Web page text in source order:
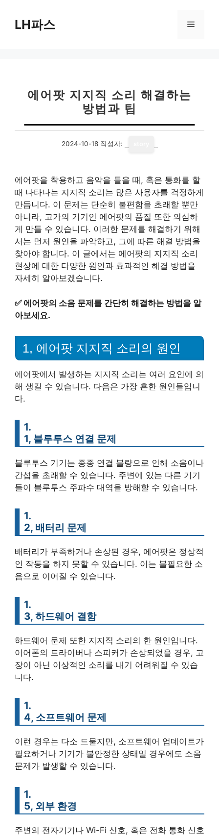
LH파스 메
에어팟 지지직 소리 해결하는
방법과 팁
2024-10-18 작성자:
에어팟을 착용하고 음악을 들을 때, 혹은 통화를 할
때 나타나는 지지직 소리는 많은 사용자를 걱정하게
만듭니다. 이 문제는 단순히 불편함을 초래할 뿐만
아니라, 고가의 기기인 에어팟의 품질 또한 의심하
게 만들 수 있습니다. 이러한 문제를 해결하기 위해
서는 먼저 원인을 파악하고, 그에 따른 해결 방법을
찾아야 합니다. 이 글에서는 에어팟의 지지직 소리
현상에 대한 다양한 원인과 효과적인 해결 방법을
자세히 알아보겠습니다.
✅ 에어팟의 소음 문제를 간단히 해결하는 방법을 알
아보세요.
1, 에어팟 지지직 소리의 원인
에어팟에서 발생하는 지지직 소리는 여러 요인에 의
해 생길 수 있습니다. 다음은 가장 흔한 원인들입니
다.
1.
1, 블루투스 연결 문제
블루투스 기기는 종종 연결 불량으로 인해 소음이나
간섭을 초래할 수 있습니다. 주변에 있는 다른 기기
들이 블루투스 주파수 대역을 방해할 수 있습니다.
1.
2, 배터리 문제
배터리가 부족하거나 손상된 경우, 에어팟은 정상적
인 작동을 하지 못할 수 있습니다. 이는 불필요한 소
음으로 이어질 수 있습니다.
1.
3, 하드웨어 결함
하드웨어 문제 또한 지지직 소리의 한 원인입니다.
이어폰의 드라이버나 스피커가 손상되었을 경우, 고
장이 아닌 이상적인 소리를 내기 어려워질 수 있습
니다.
1.
4, 소프트웨어 문제
이런 경우는 다소 드물지만, 소프트웨어 업데이트가
필요하거나 기기가 불안정한 상태일 경우에도 소음
문제가 발생할 수 있습니다.
1.
5, 외부 환경
주변의 전자기기나 Wi-Fi 신호, 혹은 전화 통화 신호